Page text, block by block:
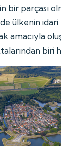
bir parçası
ülkenin
amacıyla
biri